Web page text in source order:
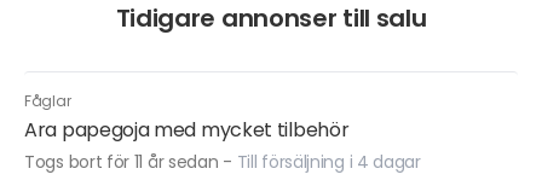
Tidigare annonser till salu
Fåglar
Ara papegoja med mycket tilbehör
Togs bort för 11 år sedan - Till försäljning i 4 dagar